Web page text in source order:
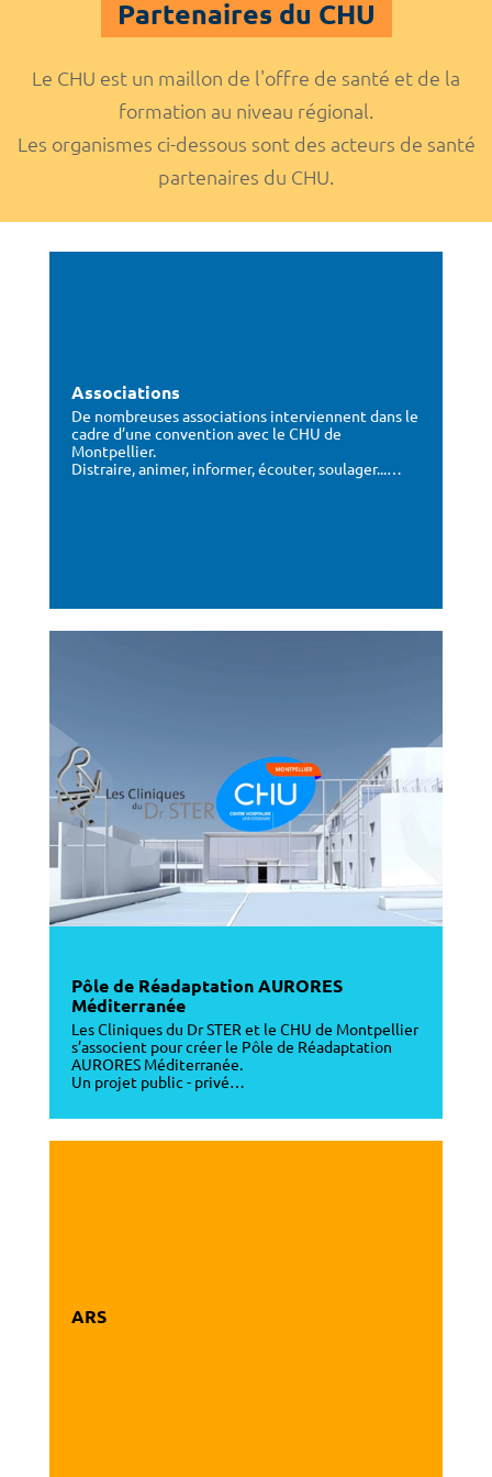
Partenaires du CHU
Le CHU est un maillon de l'offre de santé et de la
formation au niveau régional.
Les organismes ci-dessous sont des acteurs de santé
partenaires du CHU.
Associations
De nombreuses associations interviennent dans le
cadre d’une convention avec le CHU de
Montpellier.
Distraire, animer, informer, écouter, soulager...…
Pôle de Réadaptation AURORES
Méditerranée
Les Cliniques du Dr STER et le CHU de Montpellier
s’associent pour créer le Pôle de Réadaptation
AURORES Méditerranée.
Un projet public - privé…
ARS